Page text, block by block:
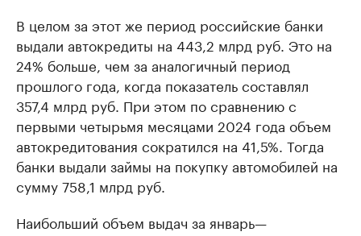
В целом за этот же период российские банки
выдали автокредиты на 443,2 млрд руб. Это на
24% больше, чем за аналогичный период
прошлого года, когда показатель составлял
357,4 млрд руб. При этом по сравнению с
первыми четырьмя месяцами 2024 года объем
автокредитования сократился на 41,5%. Тогда
банки выдали займы на покупку автомобилей на
сумму 758,1 млрд руб.
Наибольший объем выдач за январь—